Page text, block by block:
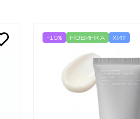
-10% НОВИНКА ХИТ